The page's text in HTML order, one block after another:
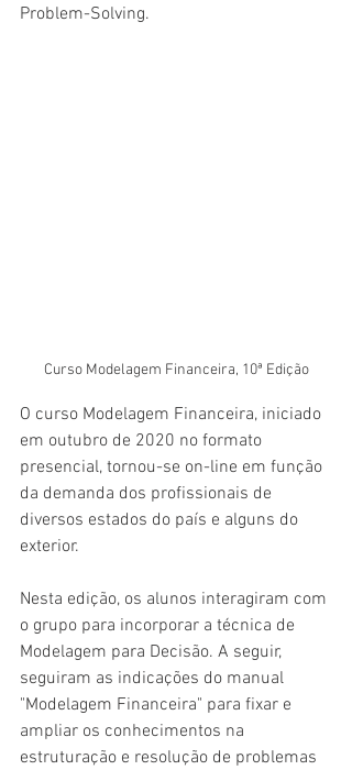
Problem-Solving.
Curso Modelagem Financeira, 10ª Edição
O curso Modelagem Financeira, iniciado
em outubro de 2020 no formato
presencial, tornou-se on-line em função
da demanda dos profissionais de
diversos estados do país e alguns do
exterior.
Nesta edição, os alunos interagiram com
o grupo para incorporar a técnica de
Modelagem para Decisão. A seguir,
seguiram as indicações do manual
"Modelagem Financeira" para fixar e
ampliar os conhecimentos na
estruturação e resolução de problemas